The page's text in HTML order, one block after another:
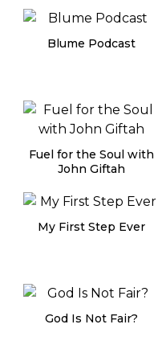
Blume Podcast
Fuel for the Soul with
John Giftah
My First Step Ever
God Is Not Fair?